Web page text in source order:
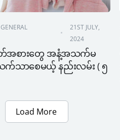
21ST JULY,
2024
တ်အစားတွေ အနံ့အသက်မ
သာစေမယ့် နည်းလမ်း ( ၅
Load More